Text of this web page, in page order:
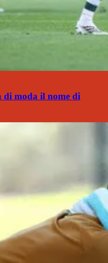
di moda il nome di